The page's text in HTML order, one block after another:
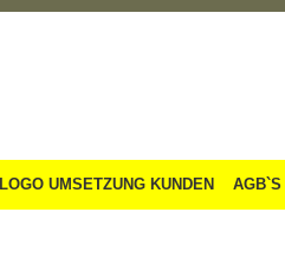
LOGO UMSETZUNG KUNDEN AGB`S